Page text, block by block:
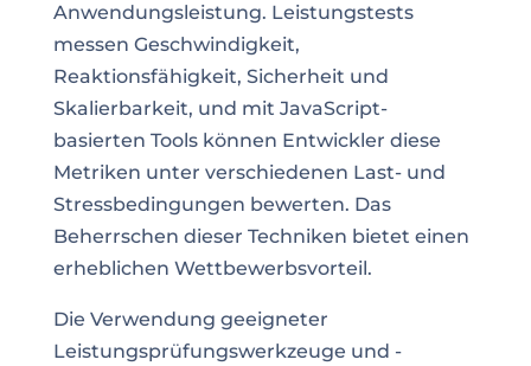
Anwendungsleistung. Leistungstests
messen Geschwindigkeit,
Reaktionsfähigkeit, Sicherheit und
Skalierbarkeit, und mit JavaScript-
basierten Tools können Entwickler diese
Metriken unter verschiedenen Last- und
Stressbedingungen bewerten. Das
Beherrschen dieser Techniken bietet einen
erheblichen Wettbewerbsvorteil.
Die Verwendung geeigneter
Leistungsprüfungswerkzeuge und -